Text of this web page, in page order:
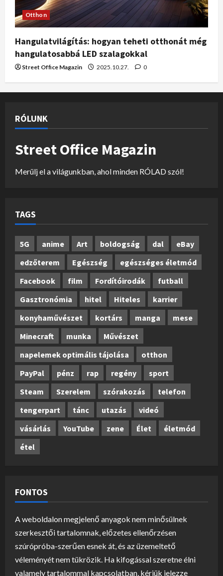
Otthon
Hangulatvilágítás: hogyan teheti otthonát még
hangulatosabbá LED szalagokkal
Street Office Magazin 2025.10.27. 0
RÓLUNK
Street Office Magazin
Merülj el a világunkban, ahol minden RÓLAD szól!
TAGS
5G anime Art boldogság dal
eBay
edzőterem
Egészség
egészséges életmód
Facebook
film Fordítóirodák
futball
Gasztronómia
hitel Hiteles
karrier
konyhaművészet
kortárs manga
mese
Minecraft
munka
Művészet
napelemek optimális tájolása
otthon
PayPal
pénz rap regény
sport
Steam
Szerelem szórakozás
telefon
tengerpart
tánc utazás
videó
vásárlás
YouTube zene Élet
életmód
étel
FONTOS
A weboldalon megjelenő anyagok nem minősülnek
szerkesztői tartalomnak, előzetes ellenőrzésen
szúrópróba-szerűen esnek át, és az üzemeltető
véleményét nem tükrözik. Ha kifogással szeretne élni
valamely tartalommal kapcsolatban, kérjük jelezze